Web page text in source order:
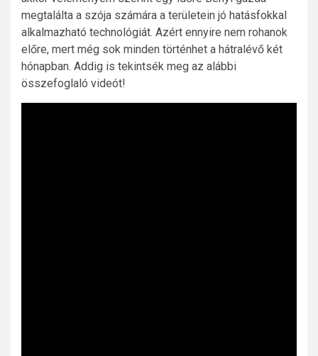
megtalálta a szója számára a területein jó hatásfokkal
alkalmazható technológiát. Azért ennyire nem rohanok
előre, mert még sok minden történhet a hátralévő két
hónapban. Addig is tekintsék meg az alábbi
összefoglaló videót!